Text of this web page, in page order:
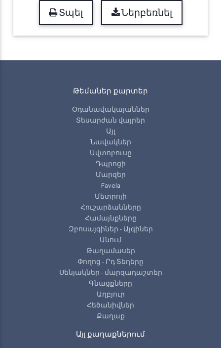
Տպել Ներբեռնել
Թեմաներ քարտեր
Օդանավակայաններ
Տեսարժան վայրեր
Այլ
Նավակներ
Ավտոբուսը
Դպրոցի
Մարզեր
Favela
Մետրոյի
Հուշարձանները
Համայնքները
Զբոսայգիներ - Այգիներ
Անում
Թաղամասեր
Փողոց - Րդ Տեղերը
Սենյակներ - մարզադաշտեր
Գնացքները
Աղբյուր
Հեծանիվներ
Քաղաք
Այլ քաղաքներում